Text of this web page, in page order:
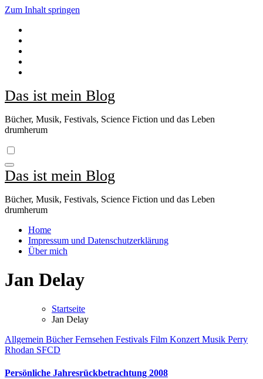
Zum Inhalt springen
Das ist mein Blog
Bücher, Musik, Festivals, Science Fiction und das Leben
drumherum
Das ist mein Blog
Bücher, Musik, Festivals, Science Fiction und das Leben
drumherum
Home
Impressum und Datenschutzerklärung
Über mich
Jan Delay
Startseite
Jan Delay
Allgemein BücherFernsehen Festivals Film Konzert Musik Perry
Rhodan SFCD
Persönliche Jahresrückbetrachtung 2008